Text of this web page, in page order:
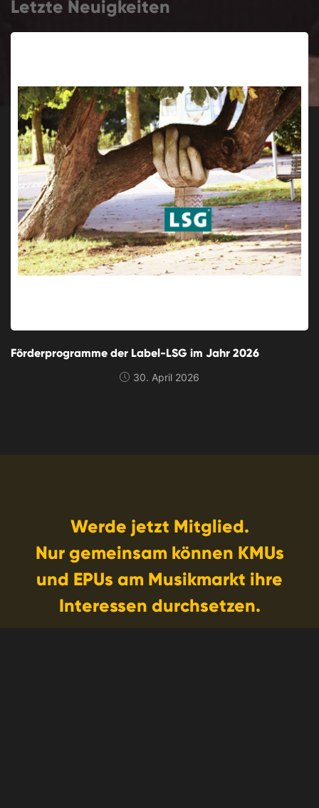
Letzte Neuigkeiten
Förderprogramme der Label-LSG im Jahr 2026
30. April 2026
Werde jetzt Mitglied.
Nur gemeinsam können KMUs
und EPUs am Musikmarkt ihre
Interessen durchsetzen.